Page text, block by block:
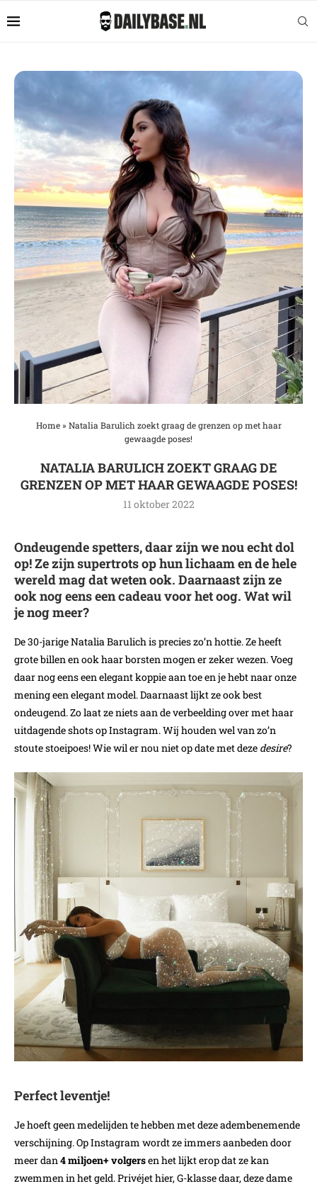
Home» Natalia Barulich zoekt graag de grenzen op met haar
gewaagde poses!
NATALIA BARULICH ZOEKT GRAAG DE
GRENZEN OP MET HAAR GEWAAGDE POSES!
11 oktober 2022
Ondeugende spetters, daar zijn we nou echt dol
op! Ze zijn supertrots op hun lichaam en de hele
wereld mag dat weten ook. Daarnaast zijn ze
ook nog eens een cadeau voor het oog. Wat wil
je nog meer?
De 30-jarige Natalia Barulich is precies zo’n hottie. Ze heeft
grote billen en ook haar borsten mogen er zeker wezen. Voeg
daar nog eens een elegant koppie aan toe en je hebt naar onze
mening een elegant model. Daarnaast lijkt ze ook best
ondeugend. Zo laat ze niets aan de verbeelding over met haar
uitdagende shots op Instagram. Wij houden wel van zo’n
stoute stoeipoes! Wie wil er nou niet op date met deze desire?
Perfect leventje!
Je hoeft geen medelijden te hebben met deze adembenemende
verschijning. Op Instagram wordt ze immers aanbeden door
meer dan4 miljoen+ volgersen het lijkt erop dat ze kan
zwemmen in het geld. Privéjet hier, G-klasse daar, deze dame